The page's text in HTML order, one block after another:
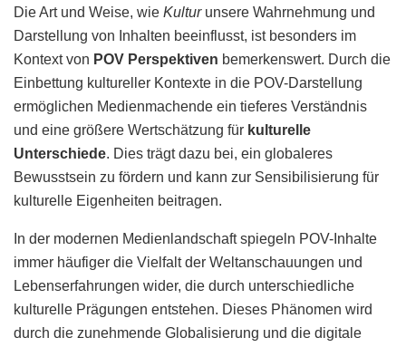
Die Art und Weise, wie Kulturunsere Wahrnehmung und
Darstellung von Inhalten beeinflusst, ist besonders im
Kontext von POV Perspektiven bemerkenswert. Durch die
Einbettung kultureller Kontexte in die POV-Darstellung
ermöglichen Medienmachende ein tieferes Verständnis
und eine größere Wertschätzung für kulturelle
Unterschiede. Dies trägt dazu bei, ein globaleres
Bewusstsein zu fördern und kann zur Sensibilisierung für
kulturelle Eigenheiten beitragen.
In der modernen Medienlandschaft spiegeln POV-Inhalte
immer häufiger die Vielfalt der Weltanschauungen und
Lebenserfahrungen wider, die durch unterschiedliche
kulturelle Prägungen entstehen. Dieses Phänomen wird
durch die zunehmende Globalisierung und die digitale